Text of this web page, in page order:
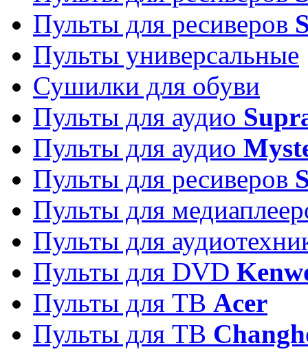
Пульты для ресиверов
Пульты универсальные
Сушилки для обуви
Пульты для аудио
Пульты для аудио
Пульты для ресиверов
Пульты для
Пульты для
Пульты для DVD
Пульты для ТВ Acer
Пульты для ТВ